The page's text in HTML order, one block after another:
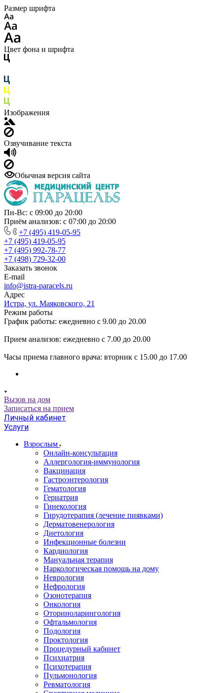
Размер шрифта
Цвет фона и шрифта
Изображения
Озвучивание текста
Обычная версия сайта
Пн-Вс: с 09:00 до 20:00
Приём анализов: с 07:00 до 20:00
+7 (495) 419-05-95
+7 (495) 419-05-95
+7 (495) 992-78-77
+7 (498) 729-32-00
Заказать звонок
E-mail
info@istra-paracels.ru
Адрес
Истра, ул. Маяковского, 21
Режим работы
График работы: ежедневно с 9.00 до 20.00
Прием анализов: ежедневно с 7.00 до 20.00
Часы приема главного врача: вторник с 15.00 до 17.00
Вызов на дом
Записаться на прием
Личный кабинет
Услуги
Взрослым
Онлайн-консультация
Аллергология-иммунология
Вакцинация
Гастроэнтерология
Гематология
Гериатрия
Гинекология
Гирудотерапия (лечение пиявками)
Дерматовенерология
Диетология
Инфекционные болезни
Кардиология
Мануальная терапия
Наркологическая помощь на дому
Неврология
Нефрология
Озонотерапия
Онкология
Оториноларингология
Офтальмология
Подология
Проктология
Процедурный кабинет
Психиатрия
Психотерапия
Пульмонология
Ревматология